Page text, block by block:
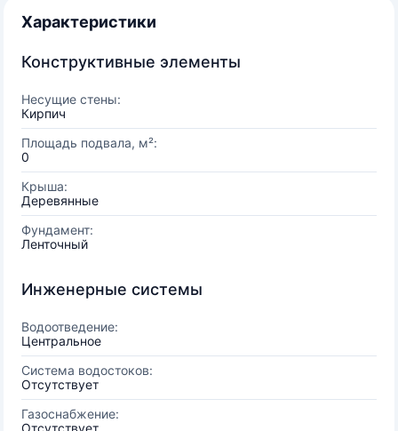
Характеристики
Конструктивные элементы
Несущие стены:
Кирпич
Площадь подвала, м²:
0
Крыша:
Деревянные
Фундамент:
Ленточный
Инженерные системы
Водоотведение:
Центральное
Система водостоков:
Отсутствует
Газоснабжение:
Отсутствует